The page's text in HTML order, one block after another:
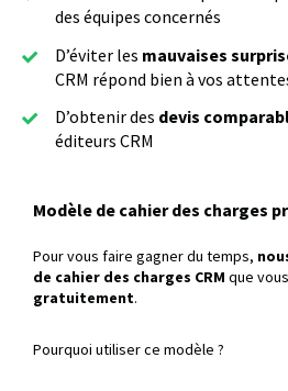
des équipes concernés
D’éviter les mauvaises
CRM répond bien à vos
D’obtenir des devis
éditeurs CRM
Modèle de cahier des charges
Pour vous faire gagner du temps,
de cahier des charges CRM que
gratuitement.
Pourquoi utiliser ce modèle ?